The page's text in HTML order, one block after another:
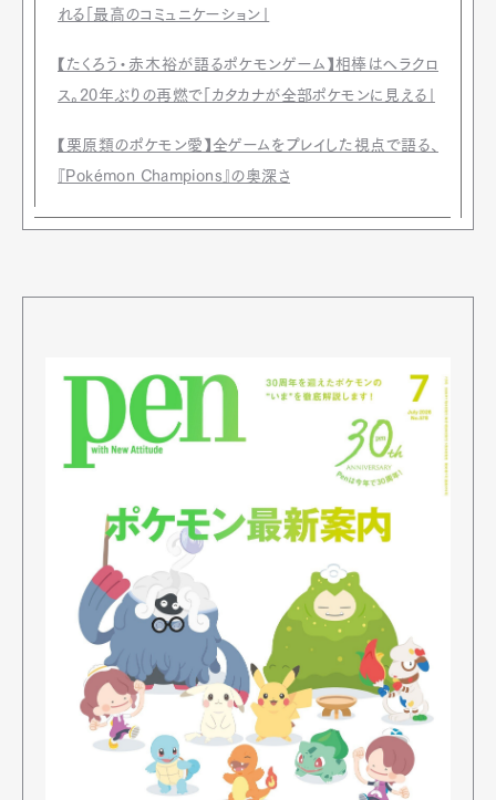
Art&Design Watch
Fashion
GourmetCars
Product Lifestyle
Pen Membership
Magazine
Official Columnist
About
Contact
れる「最高のコミュニケーション」
【たくろう・赤木裕が語るポケモンゲーム】相棒はヘラクロ
ス。20年ぶりの再燃で「カタカナが全部ポケモンに見える」
【栗原類のポケモン愛】全ゲームをプレイした視点で語る、
『Pokémon Champions』の奥深さ